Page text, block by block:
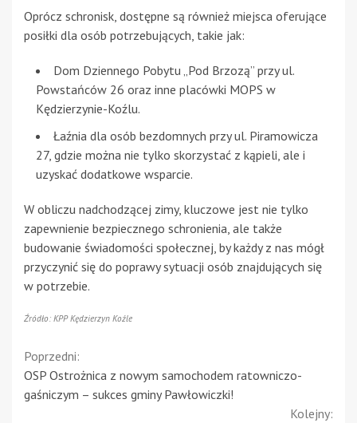
Oprócz schronisk, dostępne są również miejsca oferujące
posiłki dla osób potrzebujących, takie jak:
Dom Dziennego Pobytu „Pod Brzozą” przy ul.
Powstańców 26 oraz inne placówki MOPS w
Kędzierzynie-Koźlu.
Łaźnia dla osób bezdomnych przy ul. Piramowicza
27, gdzie można nie tylko skorzystać z kąpieli, ale i
uzyskać dodatkowe wsparcie.
W obliczu nadchodzącej zimy, kluczowe jest nie tylko
zapewnienie bezpiecznego schronienia, ale także
budowanie świadomości społecznej, by każdy z nas mógł
przyczynić się do poprawy sytuacji osób znajdujących się
w potrzebie.
Źródło: KPP Kędzierzyn Koźle
Continue
Reading
Poprzedni:
OSP Ostrożnica z nowym samochodem ratowniczo-
gaśniczym – sukces gminy Pawłowiczki!
Kolejny: